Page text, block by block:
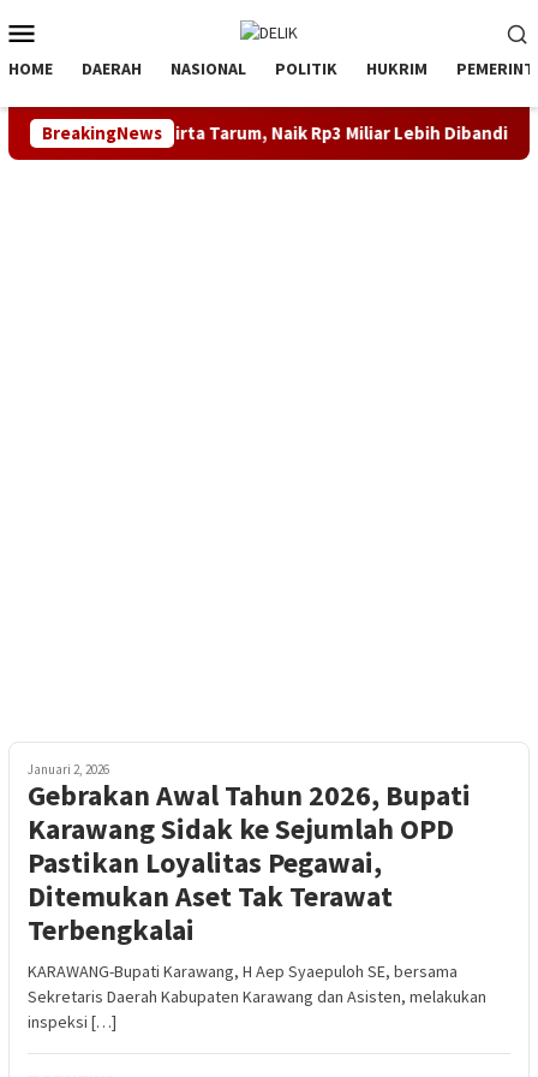
ke
kontenMobile
HOME DAERAH NASIONAL POLITIK HUKRIM
BreakingNews
Perumdam Tirta Tarum, Naik Rp3 Miliar Lebih Dibanding Tahun
Januari 2, 2026
Gebrakan Awal Tahun 2026, Bupati
Karawang Sidak ke Sejumlah OPD
Pastikan Loyalitas Pegawai,
Ditemukan Aset Tak Terawat
Terbengkalai
KARAWANG-Bupati Karawang, H Aep Syaepuloh SE, bersama
Sekretaris Daerah Kabupaten Karawang dan Asisten, melakukan
inspeksi […]